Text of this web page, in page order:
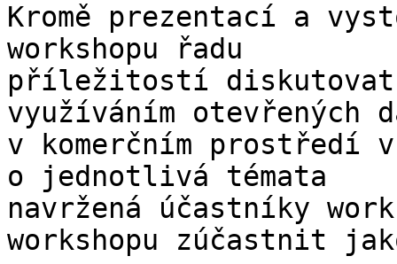
Kromě prezentací a
workshopu řadu
příležitostí diskutovat
využíváním otevřených
v komerčním prostředí v
o jednotlivá témata
navržená účastníky
workshopu zúčastnit